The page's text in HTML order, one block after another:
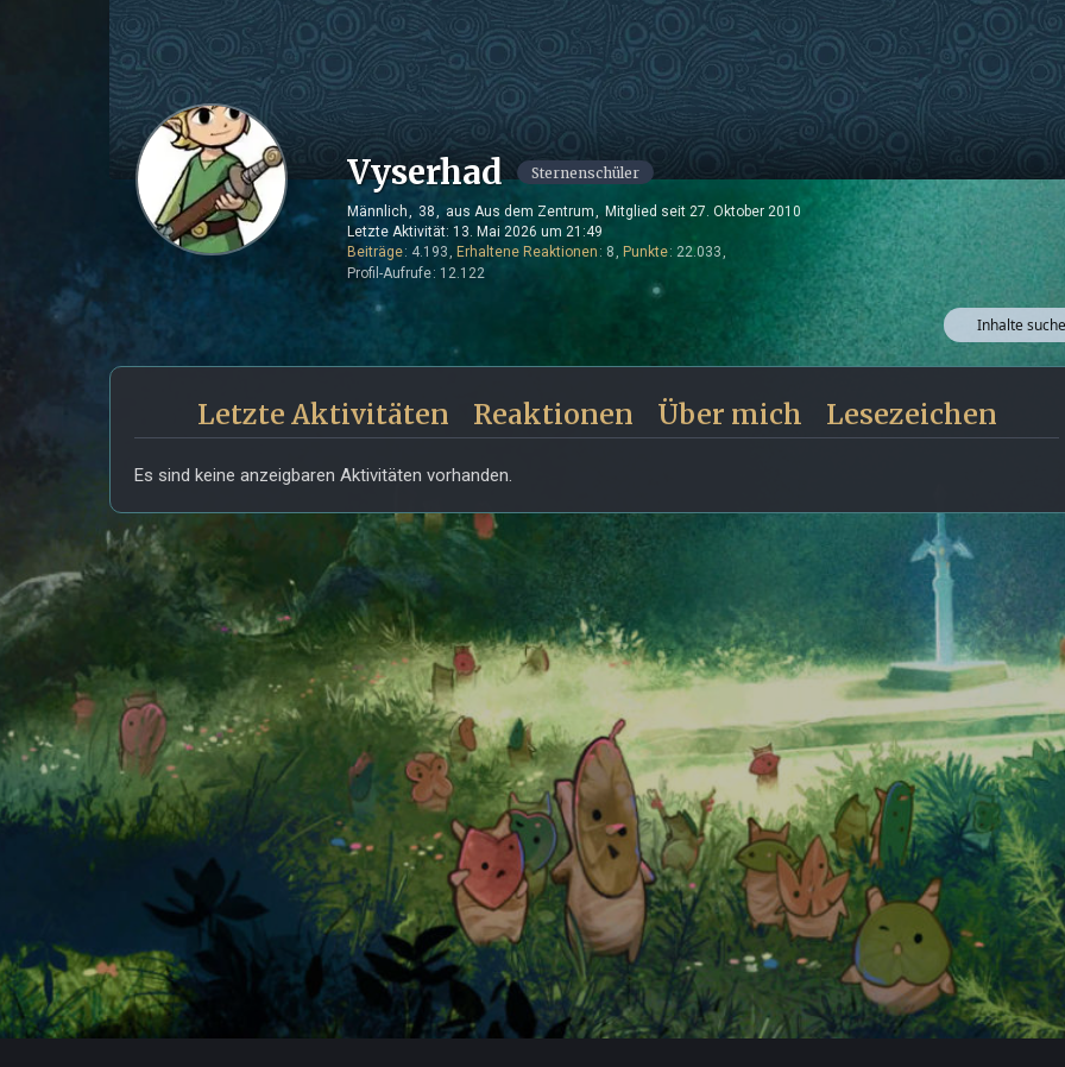
Vyserhad Sternenschüler
Männlich 38 aus Aus dem Zentrum
Mitglied seit 27. Oktober 2010
Letzte Aktivität: 13. Mai 2026 um 21:49
Beiträge 4.193 Erhaltene Reaktionen 8 Punkte 22.033
Profil-Aufrufe 12.122
Inhalte
Letzte Aktivitäten Reaktionen Über mich Lesezeichen
Es sind keine anzeigbaren Aktivitäten vorhanden.